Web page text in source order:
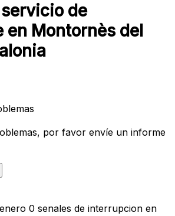
de
en Montornès del
por favor envíe un informe
0 senales de interrupcion en